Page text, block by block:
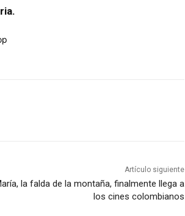
Artículo siguiente
la falda de la montaña, finalmente llega a
los cines colombianos